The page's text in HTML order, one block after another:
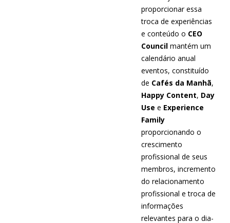
proporcionar essa
troca de experiências
e conteúdo o CEO
Council mantém um
calendário anual
eventos, constituído
de Cafés da Manhã,
Happy Content, Day
Use e Experience
Family
proporcionando o
crescimento
profissional de seus
membros, incremento
do relacionamento
profissional e troca de
informações
relevantes para o dia-